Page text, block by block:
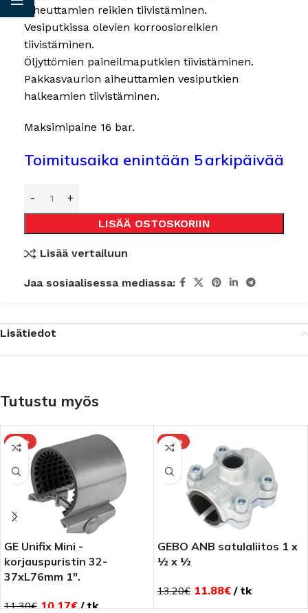
aiheuttamien reikien tiivistäminen.
Vesiputkissa olevien korroosioreikien
tiivistäminen.
Öljyttömien paineilmaputkien tiivistäminen.
Pakkasvaurion aiheuttamien vesiputkien
halkeamien tiivistäminen.
Maksimipaine 16 bar.
Toimitusaika enintään 5 arkipäivää
LISÄÄ OSTOSKORIIN
Lisää vertailuun
Jaa sosiaalisessa mediassa:
Lisätiedot
Tutustu myös
-10%
GE Unifix Mini -
korjauspuristin 32-
37xL76mm 1″.
11.30€ 10.17€ tk
-10%
GEBO ANB satulaliitos 1 x
½ x ½
13.20€ 11.88€ tk